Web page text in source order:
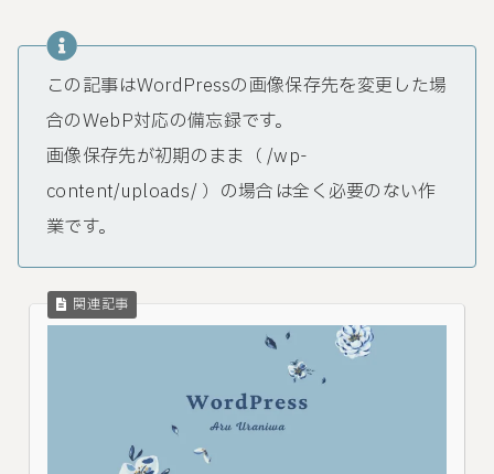
この記事はWordPressの画像保存先を変更した場
合のWebP対応の備忘録です。
画像保存先が初期のまま（ /wp-
content/uploads/ ）の場合は全く必要のない作
業です。